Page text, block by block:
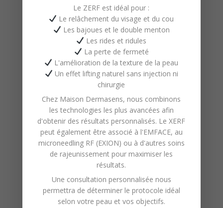
objectifs corporels et de votre
mode de vie.
Comment réserver
une séance chez
Maison DermaSens ?
vous accueille dans
un environnement chaleureux et
professionnel. Une première
rencontre permet d’évaluer vos
besoins, puis un plan sur mesure
est élaboré pour vous aider à
tonifier son corpsefficacement.
Maison DermaSens est fière
Le ZERF est idéal pour :
Le relâchement du visage et du cou
Les bajoues et le double menton
Les rides et ridules
La perte de fermeté
L'amélioration de la texture de la peau
Un effet lifting naturel sans injection ni
chirurgie
Chez Maison Dermasens, nous combinons
les technologies les plus avancées afin
d'obtenir des résultats personnalisés. Le XERF
peut également être associé à l'EMFACE, au
microneedling RF (EXION) ou à d'autres soins
de rajeunissement pour maximiser les
résultats.
Une consultation personnalisée nous
permettra de déterminer le protocole idéal
selon votre peau et vos objectifs.